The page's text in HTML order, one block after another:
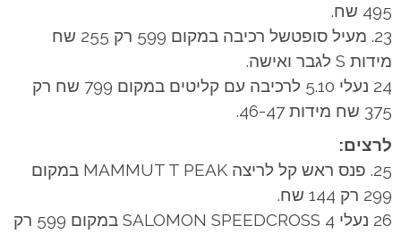
495 שח.
23. מעיל סופטשל רכיבה במקום 599 רק 255 שח
מידות S לגבר ואישה.
24 נעלי 5.10 לרכיבה עם קליטים במקום 799 שח רק
375 שח מידות 46-47.
לרצים:
25. פנס ראש קל לריצה MAMMUT T PEAK במקום
299 רק 144 שח.
26 נעלי SALOMON SPEEDCROSS 4 במקום 599 רק